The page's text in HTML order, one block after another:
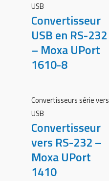
USB
Convertisseur
USB en RS-232
– Moxa UPort
1610-8
Convertisseurs série vers
USB
Convertisseur
vers RS-232 –
Moxa UPort
1410